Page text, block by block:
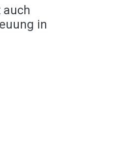
auch
in